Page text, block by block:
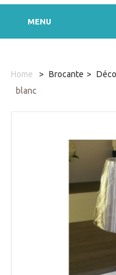
MENU
Home > Brocante >
blanc